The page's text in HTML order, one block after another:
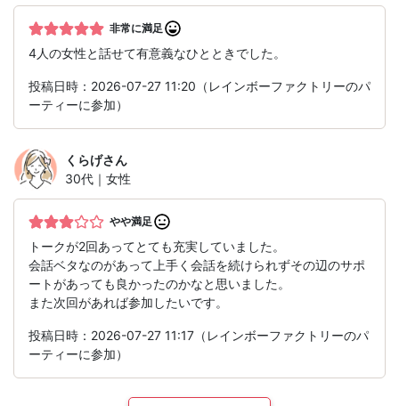
非常に満足
4人の女性と話せて有意義なひとときでした。
投稿日時：2026-07-27 11:20（レインボーファクトリーのパ
ーティーに参加）
くらげさん
30代｜女性
やや満足
トークが2回あってとても充実していました。
会話ベタなのがあって上手く会話を続けられずその辺のサポ
ートがあっても良かったのかなと思いました。
また次回があれば参加したいです。
投稿日時：2026-07-27 11:17（レインボーファクトリーのパ
ーティーに参加）